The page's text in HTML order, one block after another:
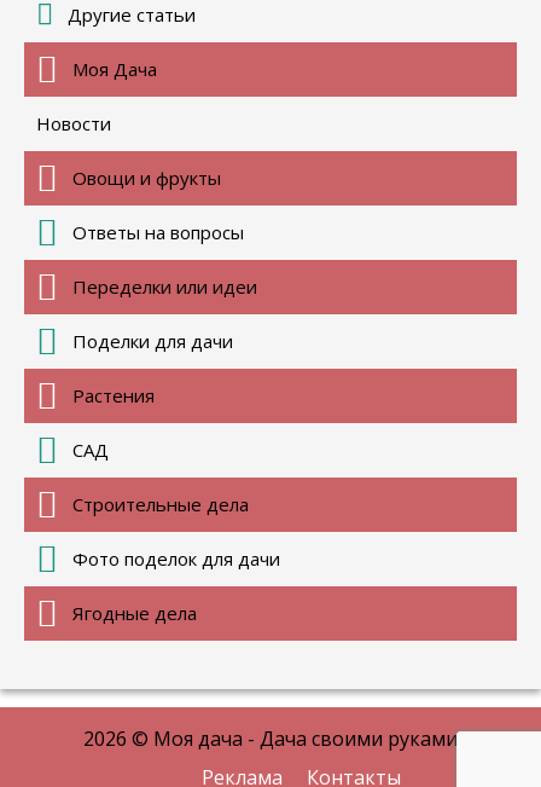
Другие статьи
Моя Дача
Новости
Овощи и фрукты
Ответы на вопросы
Переделки или идеи
Поделки для дачи
Растения
САД
Строительные дела
Фото поделок для дачи
Ягодные дела
2026 © Моя дача - Дача своими руками
Реклама
Контакты